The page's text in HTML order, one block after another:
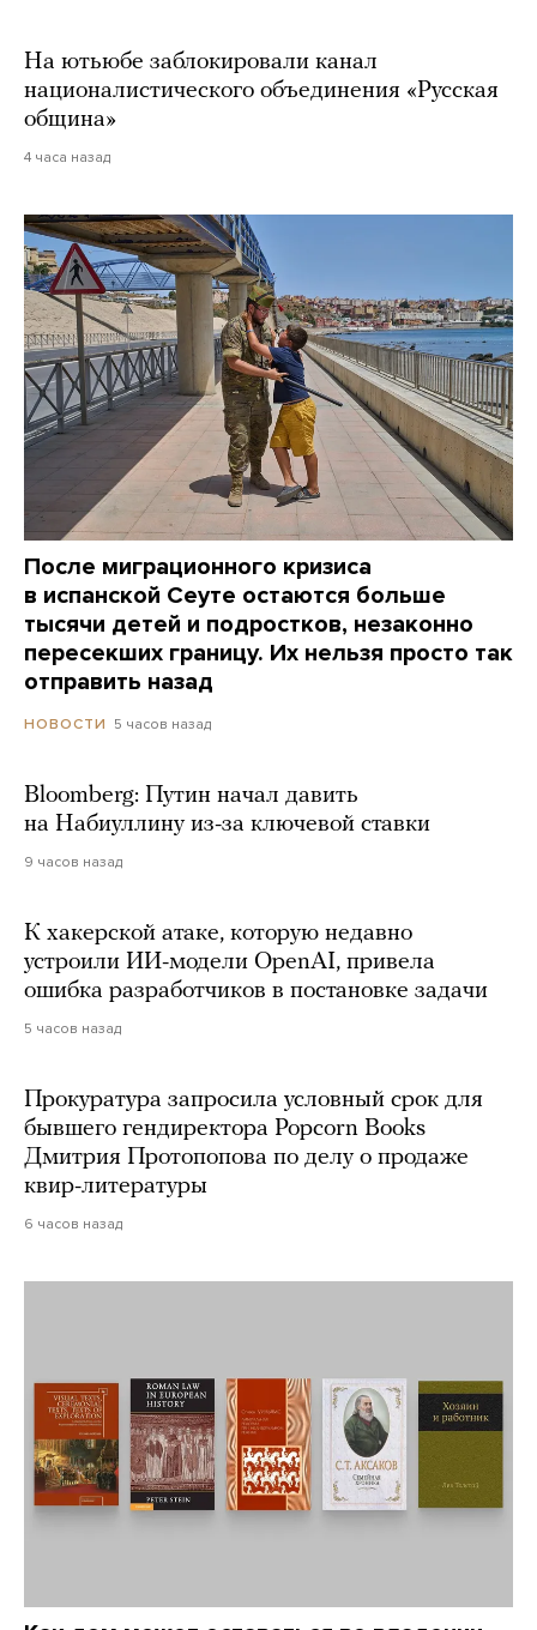
На ютьюбе заблокировали канал
националистического объединения «Русская
община»
4 часа назад
После миграционного кризиса
в испанской Сеуте остаются больше
тысячи детей и подростков, незаконно
пересекших границу. Их нельзя просто так
отправить назад
НОВОСТИ 5 часов назад
Bloomberg: Путин начал давить
на Набиуллину из-за ключевой ставки
9 часов назад
К хакерской атаке, которую недавно
устроили ИИ-модели OpenAI, привела
ошибка разработчиков в постановке задачи
5 часов назад
Прокуратура запросила условный срок для
бывшего гендиректора Popcorn Books
Дмитрия Протопопова по делу о продаже
квир-литературы
6 часов назад